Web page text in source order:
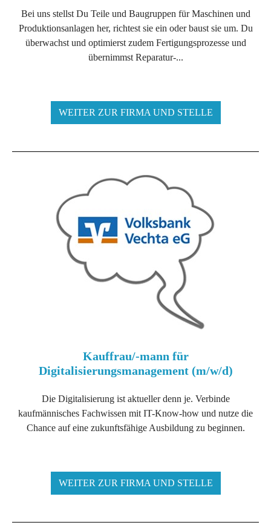
Bei uns stellst Du Teile und Baugruppen für Maschinen und
Produktionsanlagen her, richtest sie ein oder baust sie um. Du
überwachst und optimierst zudem Fertigungsprozesse und
übernimmst Reparatur-...
WEITER ZUR FIRMA UND STELLE
Kauffrau/-mann für
Digitalisierungsmanagement (m/w/d)
Die Digitalisierung ist aktueller denn je. Verbinde
kaufmännisches Fachwissen mit IT-Know-how und nutze die
Chance auf eine zukunftsfähige Ausbildung zu beginnen.
WEITER ZUR FIRMA UND STELLE